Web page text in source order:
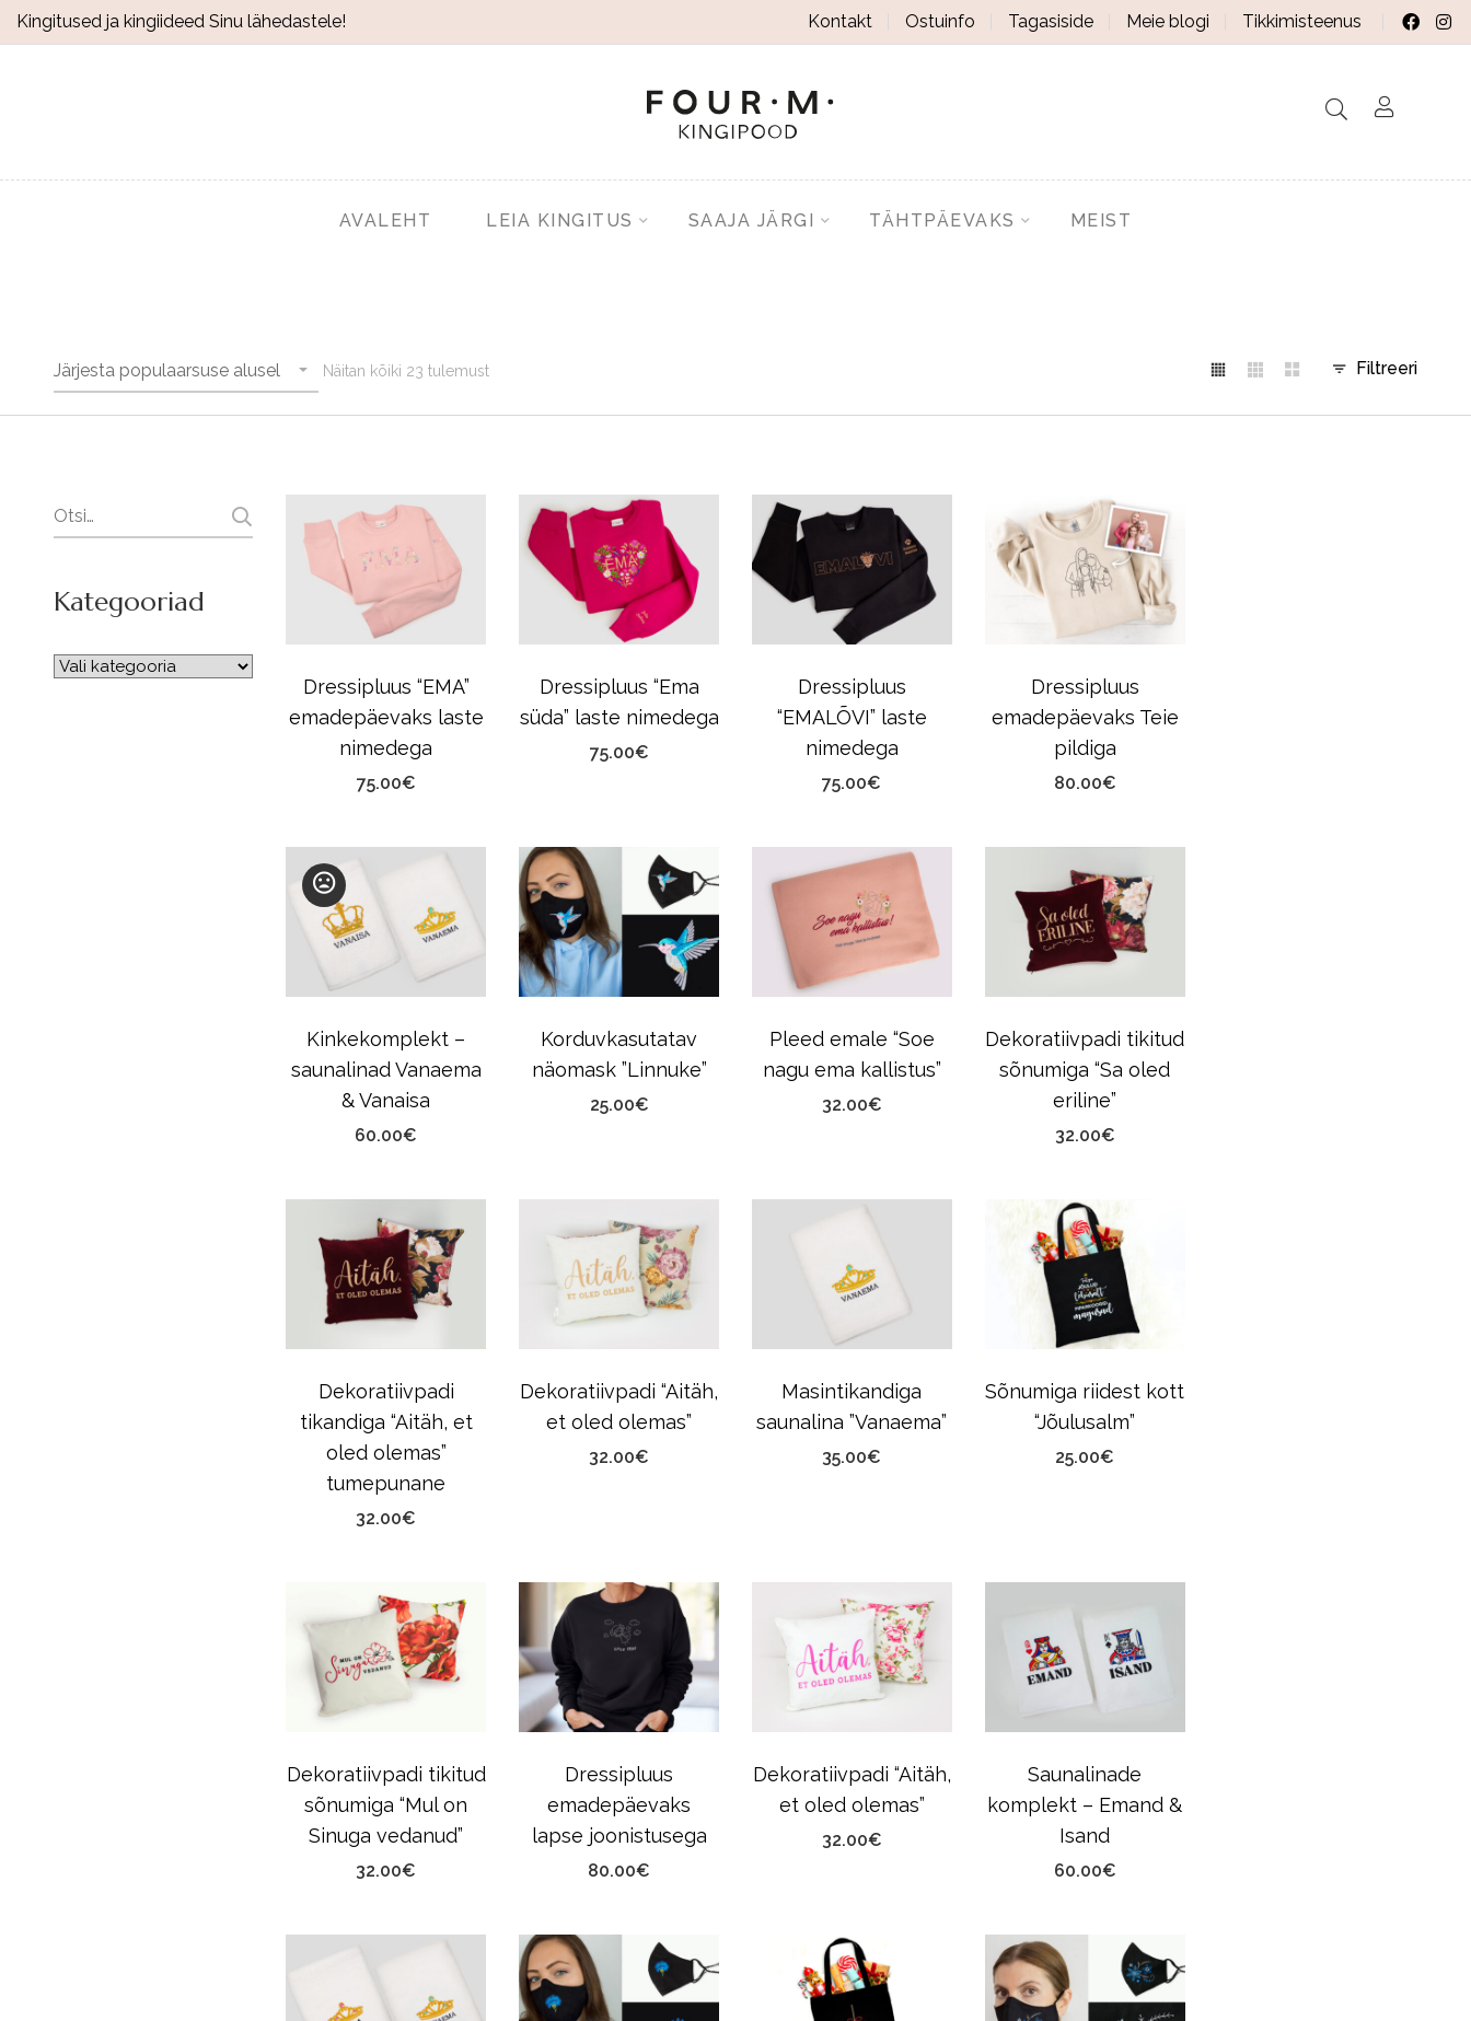
Kingitused ja kingiideed Sinu lähedastele! Kontakt Ostuinfo Tagasiside Meie blogi Tikkimisteenus
AVALEHT LEIA KINGITUS SAAJA JÄRGI TÄHTPÄEVAKS MEIST
Järjesta populaarsuse alusel Näitan kõiki 23 tulemust Filtreeri
Dressipluus “EMA”
emadepäevaks laste
nimedega
75.00€
Dressipluus “Ema
süda” laste nimedega
75.00€
Dressipluus
“EMALÕVI” laste
nimedega
75.00€
Dressipluus
emadepäevaks Teie
pildiga
80.00€
Kinkekomplekt –
saunalinad Vanaema
& Vanaisa
60.00€
Korduvkasutatav
näomask ”Linnuke”
25.00€
Pleed emale “Soe
nagu ema kallistus”
32.00€
Dekoratiivpadi tikitud
sõnumiga “Sa oled
eriline”
32.00€
Dekoratiivpadi
tikandiga “Aitäh, et
oled olemas”
tumepunane
32.00€
Dekoratiivpadi “Aitäh,
et oled olemas”
32.00€
Masintikandiga
saunalina ”Vanaema”
35.00€
Sõnumiga riidest kott
“Jõulusalm”
25.00€
Dekoratiivpadi tikitud
sõnumiga “Mul on
Sinuga vedanud”
32.00€
Dressipluus
emadepäevaks
lapse joonistusega
80.00€
Dekoratiivpadi “Aitäh,
et oled olemas”
32.00€
Saunalinade
komplekt – Emand &
Isand
60.00€
Search
Kategooriad